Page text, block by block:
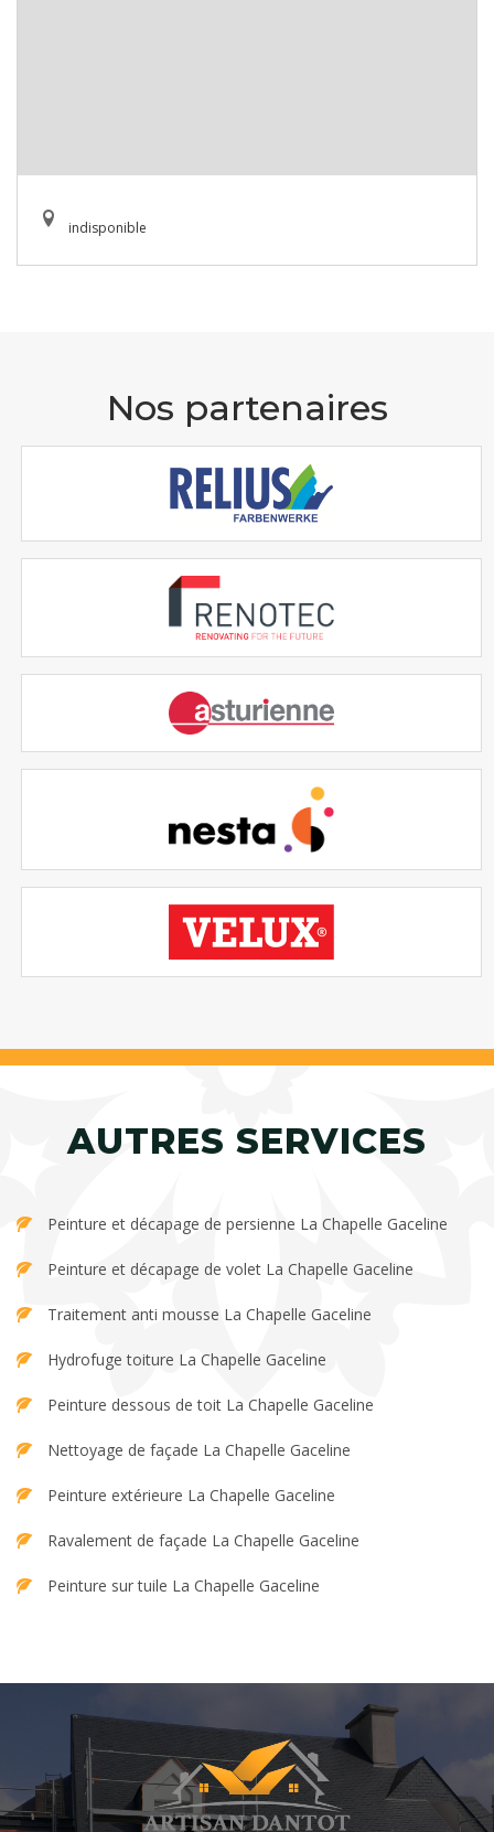
indisponible
Nos partenaires
AUTRES SERVICES
Peinture et décapage de persienne La Chapelle Gaceline
Peinture et décapage de volet La Chapelle Gaceline
Traitement anti mousse La Chapelle Gaceline
Hydrofuge toiture La Chapelle Gaceline
Peinture dessous de toit La Chapelle Gaceline
Nettoyage de façade La Chapelle Gaceline
Peinture extérieure La Chapelle Gaceline
Ravalement de façade La Chapelle Gaceline
Peinture sur tuile La Chapelle Gaceline